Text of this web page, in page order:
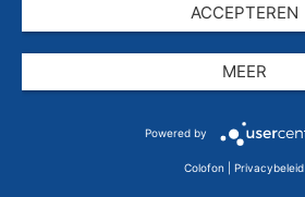
ACCEPTEREN
MEER
Powered by
Colofon Privacybeleid